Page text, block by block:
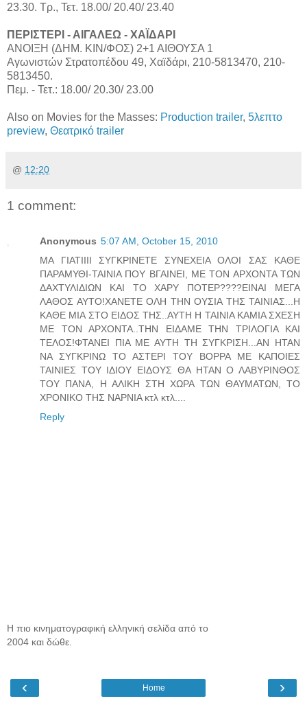
23.30. Τρ., Τετ. 18.00/ 20.40/ 23.40
ΠΕΡΙΣΤΕΡΙ - ΑΙΓΑΛΕΩ - ΧΑΪΔΑΡΙ
ΑΝΟΙΞΗ (ΔΗΜ. ΚΙΝ/ΦΟΣ) 2+1 ΑΙΘΟΥΣΑ 1
Αγωνιστών Στρατοπέδου 49, Χαϊδάρι, 210-5813470, 210-
5813450.
Πεμ. - Τετ.: 18.00/ 20.30/ 23.00
Also on Movies for the Masses: Production trailer, 5λεπτο
preview, Θεατρικό trailer
@ 12:20
1 comment:
Anonymous 5:07 AM, October 15, 2010
ΜΑ ΓΙΑΤΙΙΙΙ ΣΥΓΚΡΙΝΕΤΕ ΣΥΝΕΧΕΙΑ ΟΛΟΙ ΣΑΣ ΚΑΘΕ
ΠΑΡΑΜΥΘΙ-ΤΑΙΝΙΑ ΠΟΥ ΒΓΑΙΝΕΙ, ΜΕ ΤΟΝ ΑΡΧΟΝΤΑ ΤΩΝ
ΔΑΧΤΥΛΙΔΙΩΝ ΚΑΙ ΤΟ ΧΑΡΥ ΠΟΤΕΡ????ΕΙΝΑΙ ΜΕΓΑ
ΛΑΘΟΣ ΑΥΤΟ!ΧΑΝΕΤΕ ΟΛΗ ΤΗΝ ΟΥΣΙΑ ΤΗΣ ΤΑΙΝΙΑΣ...Η
ΚΑΘΕ ΜΙΑ ΣΤΟ ΕΙΔΟΣ ΤΗΣ..ΑΥΤΗ Η ΤΑΙΝΙΑ ΚΑΜΙΑ ΣΧΕΣΗ
ΜΕ ΤΟΝ ΑΡΧΟΝΤΑ..ΤΗΝ ΕΙΔΑΜΕ ΤΗΝ ΤΡΙΛΟΓΙΑ ΚΑΙ
ΤΕΛΟΣ!ΦΤΑΝΕΙ ΠΙΑ ΜΕ ΑΥΤΗ ΤΗ ΣΥΓΚΡΙΣΗ...ΑΝ ΗΤΑΝ
ΝΑ ΣΥΓΚΡΙΝΩ ΤΟ ΑΣΤΕΡΙ ΤΟΥ ΒΟΡΡΑ ΜΕ ΚΑΠΟΙΕΣ
ΤΑΙΝΙΕΣ ΤΟΥ ΙΔΙΟΥ ΕΙΔΟΥΣ ΘΑ ΗΤΑΝ Ο ΛΑΒΥΡΙΝΘΟΣ
ΤΟΥ ΠΑΝΑ, Η ΑΛΙΚΗ ΣΤΗ ΧΩΡΑ ΤΩΝ ΘΑΥΜΑΤΩΝ, ΤΟ
ΧΡΟΝΙΚΟ ΤΗΣ ΝΑΡΝΙΑ κτλ κτλ....
Reply
Η πιο κινηματογραφική ελληνική σελίδα από το
2004 και δώθε.
‹ ›
Home